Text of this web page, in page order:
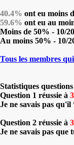
40.4% ont eu moins
59.6% ont eu au
Moins de 50% - 10/20
Au moins 50% - 10/
Tous les membres
Statistiques
Question 1 réussie à
Je ne savais pas
Question 2 réussie à
Je ne savais pas